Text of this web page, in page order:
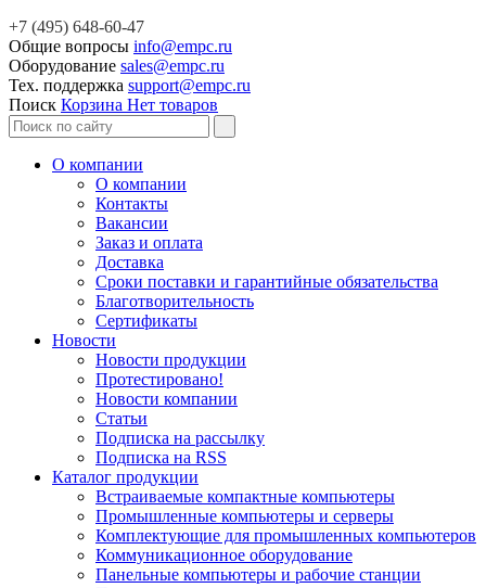
+7 (495) 648-60-47
Общие вопросы info@empc.ru
Оборудование sales@empc.ru
Тех. поддержка support@empc.ru
Поиск Корзина Нет товаров
О компании
О компании
Контакты
Вакансии
Заказ и оплата
Доставка
Сроки поставки и гарантийные обязательства
Благотворительность
Сертификаты
Новости
Новости продукции
Протестировано!
Новости компании
Статьи
Подписка на рассылку
Подписка на RSS
Каталог продукции
Встраиваемые компактные компьютеры
Промышленные компьютеры и серверы
Комплектующие для промышленных компьютеров
Коммуникационное оборудование
Панельные компьютеры и рабочие станции